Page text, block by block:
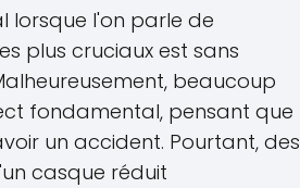
lorsque l'on parle de
plus cruciaux est sans
beaucoup
fondamental, pensant que
un accident. Pourtant, des
casque réduit